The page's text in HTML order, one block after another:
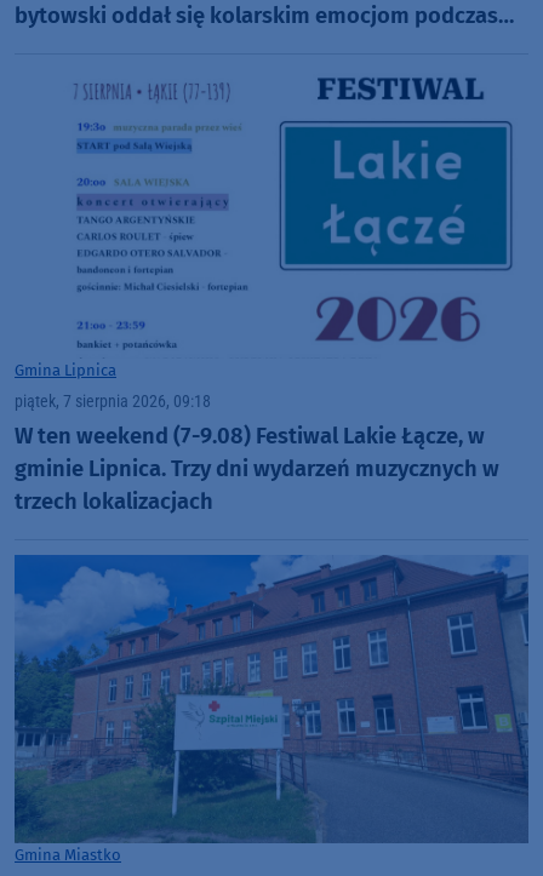
bytowski oddał się kolarskim emocjom podczas
Gmina Lipnica
piątek, 7 sierpnia 2026, 09:18
W ten weekend (7-9.08) Festiwal Lakie Łącze, w
gminie Lipnica. Trzy dni wydarzeń muzycznych w
trzech lokalizacjach
Gmina Miastko